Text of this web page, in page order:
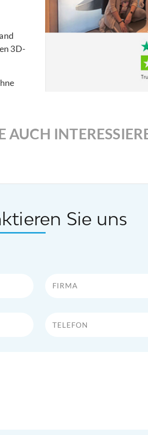
3D-
AUCH
Sie uns